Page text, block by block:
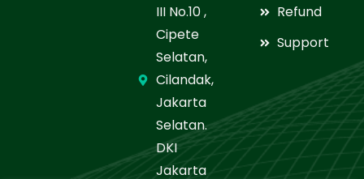
III No.10 ,
Cipete
Selatan,
Cilandak,
Jakarta
Selatan.
DKI
Jakarta
Refund
Support